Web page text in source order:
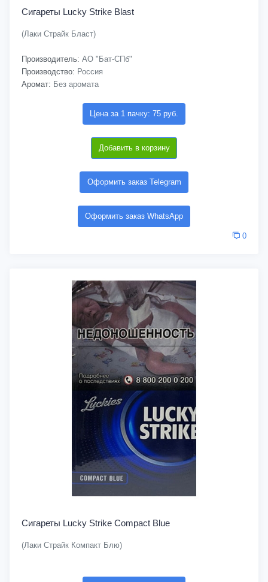
Сигареты Lucky Strike Blast
(Лаки Страйк Бласт)
Производитель: АО "Бат-СПб"
Производство: Россия
Аромат: Без аромата
Цена за 1 пачку: 75 руб.
Добавить в корзину
Оформить заказ Telegram
Оформить заказ WhatsApp
0
Сигареты Lucky Strike Compact Blue
(Лаки Страйк Компакт Блю)